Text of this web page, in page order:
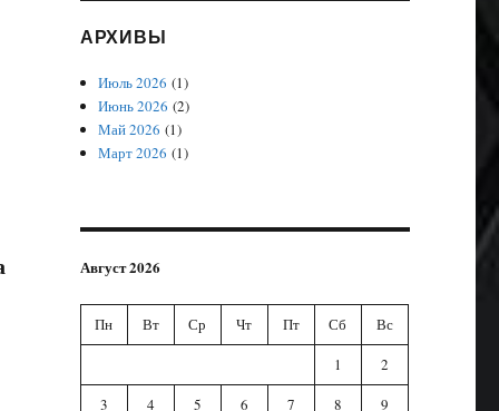
АРХИВЫ
Июль 2026 (1)
Июнь 2026 (2)
Май 2026 (1)
Март 2026 (1)
Август 2026
Пн Вт Ср Чт Пт Сб
Вс
1
2
3
4 5 6 7 8
9